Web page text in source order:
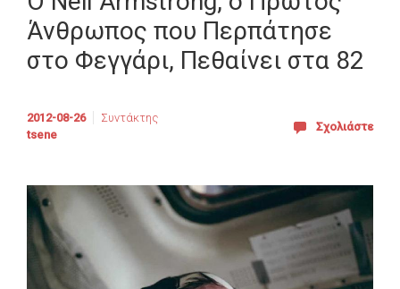
Άνθρωπος που Περπάτησε
στο Φεγγάρι, Πεθαίνει στα 82
2012-08-26
Συντάκτης
tsene
Σχολιάστε